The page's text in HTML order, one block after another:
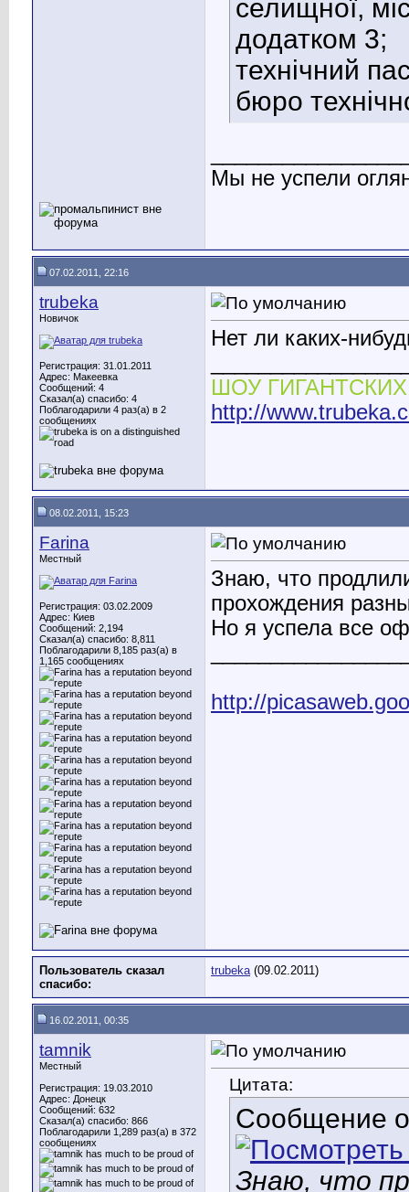
селищної,
додатком 3;
технічний
бюро
Мы не успели
07.02.2011, 22:16
trubeka
Новичок
Регистрация: 31.01.2011
Адрес: Макеевка
Сообщений: 4
Сказал(а) спасибо: 4
Поблагодарили 4 раз(а) в 2
сообщениях
Нет ли каких-
ШОУ
http://
08.02.2011, 15:23
Farina
Местный
Регистрация: 03.02.2009
Адрес: Киев
Сообщений: 2,194
Сказал(а) спасибо: 8,811
Поблагодарили 8,185 раз(а) в
1,165 сообщениях
Знаю, что
прохождения
Но я успела все
http://
Пользователь сказал
cпасибо:
trubeka(09.02.2011)
16.02.2011, 00:35
tamnik
Местный
Регистрация: 19.03.2010
Адрес: Донецк
Сообщений: 632
Сказал(а) спасибо: 866
Поблагодарили 1,289 раз(а) в 372
сообщениях
Цитата:
Сообщение
Знаю, что